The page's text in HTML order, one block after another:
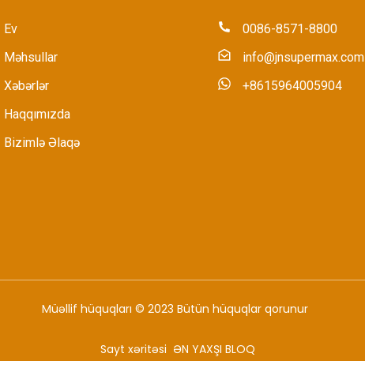
Ev
Məhsullar
Xəbərlər
Haqqımızda
Bizimlə Əlaqə
0086-8571-8800
info@jnsupermax.com
+8615964005904
Müəllif hüquqları © 2023 Bütün hüquqlar qorunur
Sayt xəritəsi ƏN YAXŞI BLOQ